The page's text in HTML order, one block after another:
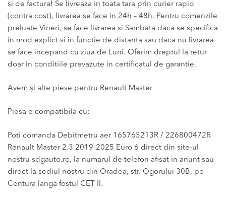
si de factura! Se livreaza in toata tara prin curier rapid
(contra cost), livrarea se face in 24h – 48h. Pentru comenzile
preluate Vineri, se face livrarea si Sambata daca se specifica
in mod explict si in functie de distanta sau daca nu livrarea
se face incepand cu ziua de Luni. Oferim dreptul la retur
doar in conditiile prevazute in certificatul de garantie.
Avem și alte piese pentru Renault Master
Piesa e compatibila cu:
Poti comanda Debitmetru aer 165765213R / 226800472R
Renault Master 2.3 2019-2025 Euro 6 direct din site-ul
nostru sdgauto.ro, la numarul de telefon afisat in anunt sau
direct la sediul nostru din Oradea, str. Ogorului 30B, pe
Centura langa fostul CET II.